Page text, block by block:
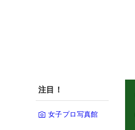
注目！
女子プロ写真館